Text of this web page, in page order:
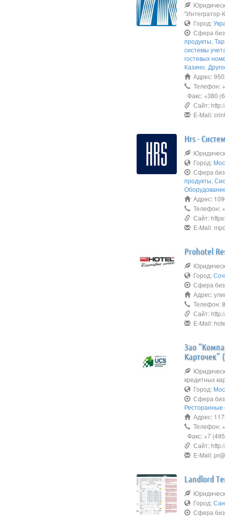
"Интегратор-
Город:
Сфера
продукты,
системы
гостевых
Казино,
Адрес:
Телефон:
Факс: +380
Сайт:
E-Mail:
Hrs -
Город:
Сфера
продукты,
Адрес:
Телефон:
Сайт:
E-Mail:
Prohotel
Город:
Сфера
Адрес:
Телефон:
Сайт:
E-Mail:
Зао
Карточек”
кредитных
Город:
Сфера
Ресторанные
Адрес:
Телефон:
Факс: +7
Сайт:
E-Mail:
Landlord
Город:
Сфера